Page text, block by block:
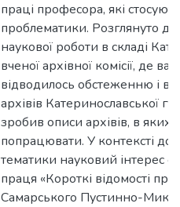
праці професора, які
проблематики. Розглянуто
наукової роботи в складі
вченої архівної комісії, де
відводилось обстеженню і
архівів Катеринославської
зробив описи архівів, в яких
попрацювати. У контексті
тематики науковий інтерес
праця «Короткі відомості про
Самарського Пустинно-